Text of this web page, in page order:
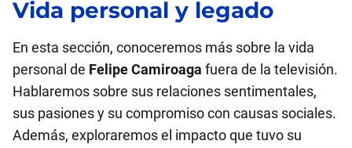
Vida personal y legado
En esta sección, conoceremos más sobre la vida
personal de Felipe Camiroaga fuera de la televisión.
Hablaremos sobre sus relaciones sentimentales,
sus pasiones y su compromiso con causas sociales.
Además, exploraremos el impacto que tuvo su